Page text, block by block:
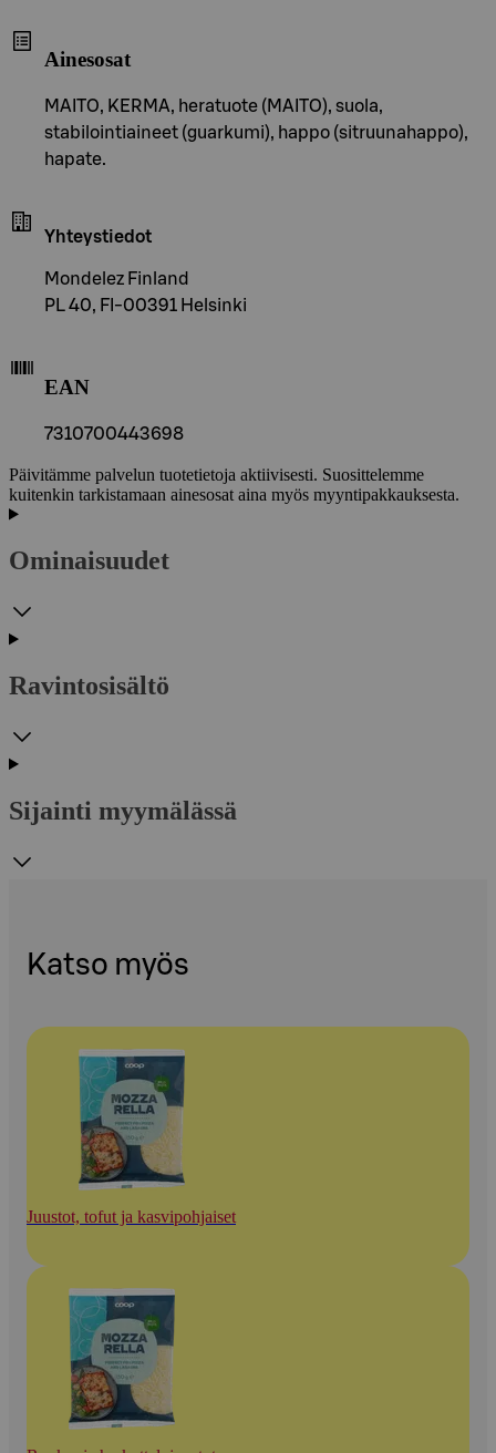
Ainesosat
MAITO, KERMA, heratuote (MAITO), suola,
stabilointiaineet (guarkumi), happo (sitruunahappo),
hapate.
Yhteystiedot
Mondelez Finland
PL 40, FI-00391 Helsinki
EAN
7310700443698
Päivitämme palvelun tuotetietoja aktiivisesti. Suosittelemme
kuitenkin tarkistamaan ainesosat aina myös myyntipakkauksesta.
Ominaisuudet
Ravintosisältö
Sijainti myymälässä
Katso myös
Juustot, tofut ja kasvipohjaiset